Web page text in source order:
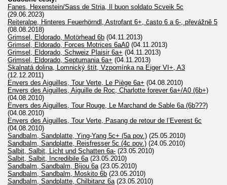
Fanes, Hexenstein/Sass de Stria, Il buon soldato Scveik 5c
(29.06.2023)
Reiteralpe, Hinteres Feuerhörndl, Astrofant 6+, často 6 a 6-, převážně 5
(08.08.2018)
Grimsel, Eldorado, Motörhead 6b (04.11.2013)
Grimsel, Eldorado, Forces Motrices 6aA0 (04.11.2013)
Grimsel, Eldorado, Schweiz Plaisir 6a+ (04.11.2013)
Grimsel, Eldorado, Septumania 6a+ (04.11.2013)
Skalnatá dolina, Lomnický štít, Vzpomínka na Eiger VI+, A3
(12.12.2011)
Envers des Aiguilles, Tour Verte, Le Piège 6a+ (04.08.2010)
Envers des Aiguilles, Aiguille de Roc, Charlotte forever 6a+/A0 (6b+)
(04.08.2010)
Envers des Aiguilles, Tour Rouge, Le Marchand de Sable 6a (6b???)
(04.08.2010)
Envers des Aiguilles, Tour Verte, Pasang de retour de l’Everest 6c
(04.08.2010)
Sandbalm, Sandplatte, Ying-Yang 5c+ (5a pov.) (25.05.2010)
Sandbalm, Sandplatte, Reisfresser 5c (4c pov.) (24.05.2010)
Salbit, Salbit, Licht und Schatten 6a- (23.05.2010)
Salbit, Salbit, Incredibile 6a (23.05.2010)
Sandbalm, Sandbalm, Bijou 6a (23.05.2010)
Sandbalm, Sandbalm, Moskito 6b (23.05.2010)
Sandbalm, Sandplatte, Chilbitanz 6a (23.05.2010)